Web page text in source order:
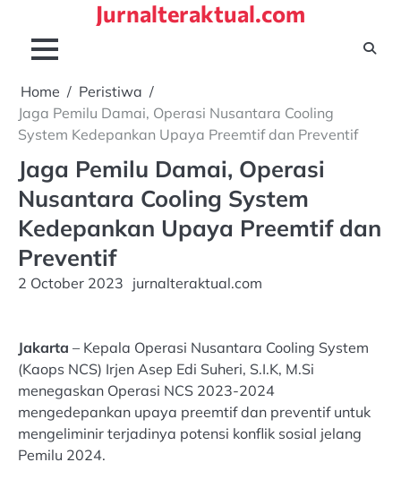
content
Jurnalteraktual.com
Home
Peristiwa
Jaga Pemilu Damai, Operasi Nusantara Cooling
System Kedepankan Upaya Preemtif dan Preventif
Jaga Pemilu Damai, Operasi
Nusantara Cooling System
Kedepankan Upaya Preemtif dan
Preventif
2 October 2023 jurnalteraktual.com
Jakarta – Kepala Operasi Nusantara Cooling System
(Kaops NCS) Irjen Asep Edi Suheri, S.I.K, M.Si
menegaskan Operasi NCS 2023-2024
mengedepankan upaya preemtif dan preventif untuk
mengeliminir terjadinya potensi konflik sosial jelang
Pemilu 2024.